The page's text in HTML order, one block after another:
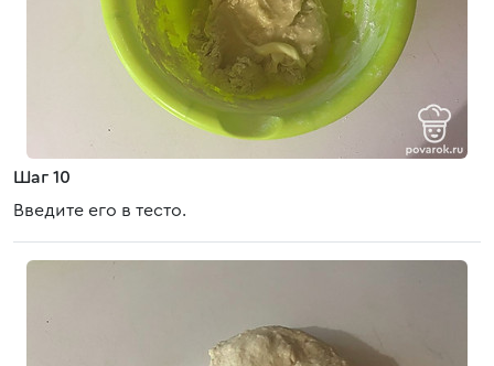
Шаг 10
Введите его в тесто.